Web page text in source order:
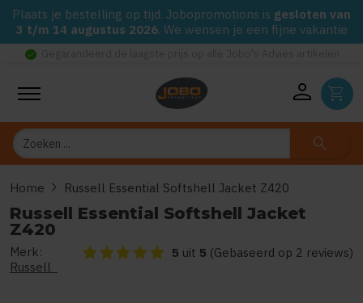
Plaats je bestelling op tijd. Jobopromotions is gesloten van
3 t/m 14 augustus 2026. We wensen je een fijne vakantie
check_circle
person shopping_cart
Zoeken search
Home chevron_right Russell Essential Softshell Jacket Z420
Russell Essential Softshell Jacket
Z420
Merk:
Russell
De beoordeling van dit product is5 van de 5
5 uit 5 (Gebaseerd op 2 reviews)